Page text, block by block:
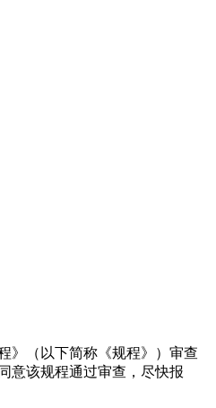
》（以下简称《规程》）审查
意该规程通过审查，尽快报